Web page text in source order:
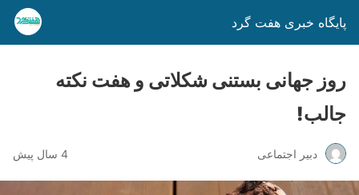
پایگاه خبری هفت گرد
روز جهانی بستنی شکلاتی و هفت نکته
جالب!
دبیر اجتماعی 4 سال پیش